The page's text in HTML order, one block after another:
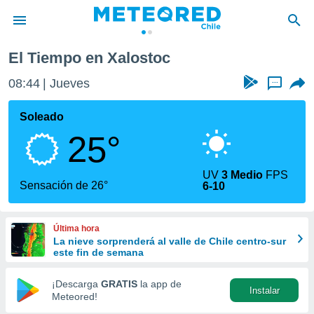
de
por
que se
calidad.
a este
las
y
forma
digital
basada
El Tiempo en Xalostoc
08:44 Jueves ...
Soleado
25°
Sensación de 26°
UV3 Medio FPS
6-10
Última hora
La nieve sorprenderá al valle de Chile centro-sur
este fin de semana
¡Descarga GRATIS la app de
Meteored!
Instalar